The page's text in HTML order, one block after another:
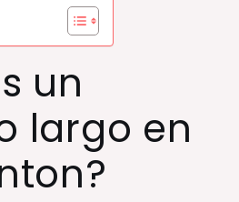
un
largo en